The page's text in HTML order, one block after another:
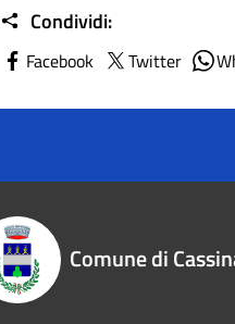
Condividi:
Facebook Twitter
Comune di